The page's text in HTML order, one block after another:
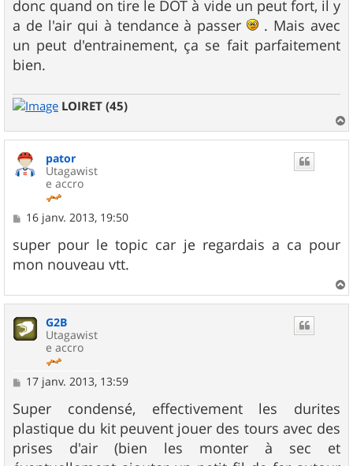
donc quand on tire le DOT à vide un peut fort, il y
a de l'air qui à tendance à passer
. Mais avec
un peut d'entrainement, ça se fait parfaitement
bien.
LOIRET (45)
a
pator
Utagawist
e accro
M
s
s
a
e
16 janv. 2013, 19:50
super pour le topic car je regardais a ca pour
mon nouveau vtt.
a
G2B
Utagawist
e accro
M
s
s
a
g
e
17 janv. 2013, 13:59
Super condensé, effectivement les durites
plastique du kit peuvent jouer des tours avec des
prises d'air (bien les monter à sec et